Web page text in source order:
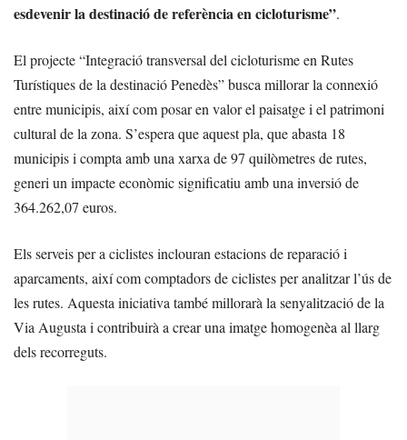
esdevenir la destinació de referència en cicloturisme”.
El projecte “Integració transversal del cicloturisme en Rutes
Turístiques de la destinació Penedès” busca millorar la connexió
entre municipis, així com posar en valor el paisatge i el patrimoni
cultural de la zona. S’espera que aquest pla, que abasta 18
municipis i compta amb una xarxa de 97 quilòmetres de rutes,
generi un impacte econòmic significatiu amb una inversió de
364.262,07 euros.
Els serveis per a ciclistes inclouran estacions de reparació i
aparcaments, així com comptadors de ciclistes per analitzar l’ús de
les rutes. Aquesta iniciativa també millorarà la senyalització de la
Via Augusta i contribuirà a crear una imatge homogenèa al llarg
dels recorreguts.